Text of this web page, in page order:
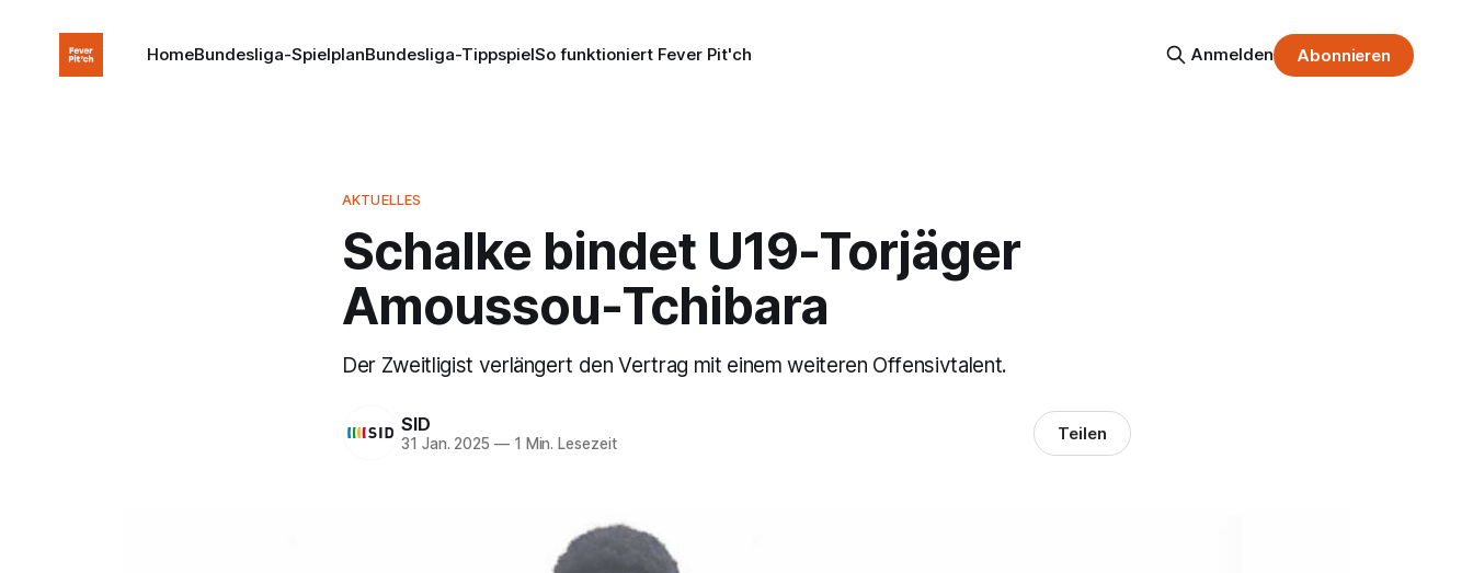
HomeBundesliga-SpielplanBundesliga-TippspielSo funktioniert Fever Pit'ch Anmelden Abonnieren
AKTUELLES
Schalke bindet U19-Torjäger
Amoussou-Tchibara
Der Zweitligist verlängert den Vertrag mit einem weiteren Offensivtalent.
SID
31 Jan. 2025 —1 Min. Lesezeit Teilen